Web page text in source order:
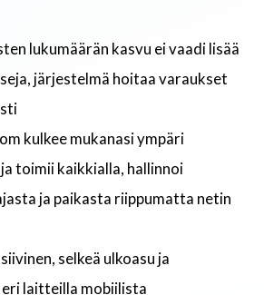
lukumäärän kasvu ei vaadi lisää
järjestelmä hoitaa varaukset
kulkee mukanasi ympäri
toimii kaikkialla, hallinnoi
ja paikasta riippumatta netin
selkeä ulkoasu ja
laitteilla mobiilista